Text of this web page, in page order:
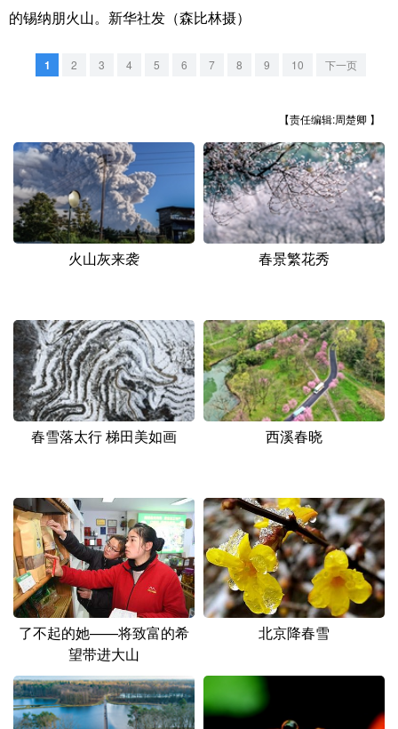
公益
地方频道
北京 天津 河北 山西
辽宁 江苏
山东 河南 湖北 湖南
广东 广西 海南 重庆
四川 贵州 云南 西藏
陕西 甘肃
多语种频道
English Español Français عربى
Русский язык 日本語 한국어
Deutsch Português
的锡纳朋火山。新华社发（森比林摄）
1 2 3 4 5 6 7 8 9 10 下一页
【责任编辑:周楚卿 】
火山灰来袭 春景繁花秀
春雪落太行 梯田美如画 西溪春晓
了不起的她——将致富的希
望带进大山
北京降春雪